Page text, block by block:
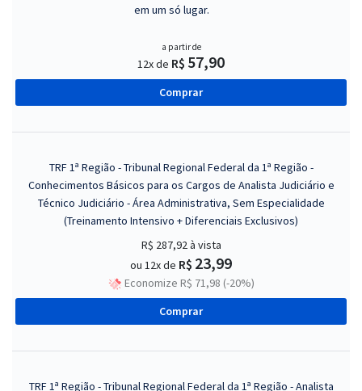
em um só lugar.
a partir de
12x de R$ 57,90
Comprar
TRF 1ª Região - Tribunal Regional Federal da 1ª Região -
Conhecimentos Básicos para os Cargos de Analista Judiciário e
Técnico Judiciário - Área Administrativa, Sem Especialidade
(Treinamento Intensivo + Diferenciais Exclusivos)
R$ 287,92à vista
ou 12x de R$ 23,99
Economize R$ 71,98 (-20%)
Comprar
TRF 1ª Região - Tribunal Regional Federal da 1ª Região - Analista